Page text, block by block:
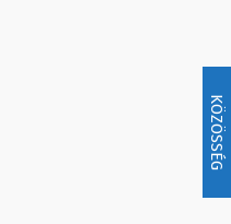
KÖZÖSSÉG